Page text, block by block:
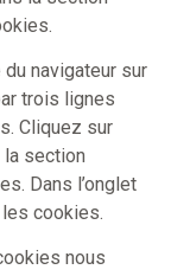
navigateur sur
trois lignes
Cliquez sur
la section
Dans l’onglet
cookies.
nous